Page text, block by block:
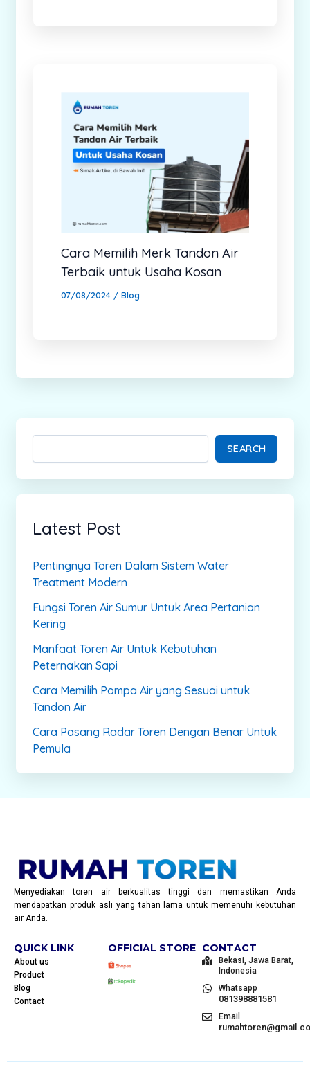
Cara Memilih Merk Tandon Air
Terbaik untuk Usaha Kosan
07/08/2024 / Blog
SEARCH
Latest Post
Pentingnya Toren Dalam Sistem Water
Treatment Modern
Fungsi Toren Air Sumur Untuk Area Pertanian
Kering
Manfaat Toren Air Untuk Kebutuhan
Peternakan Sapi
Cara Memilih Pompa Air yang Sesuai untuk
Tandon Air
Cara Pasang Radar Toren Dengan Benar Untuk
Pemula
Menyediakan toren air berkualitas tinggi dan memastikan Anda
mendapatkan produk asli yang tahan lama untuk memenuhi kebutuhan
air Anda.
QUICK LINK
About us
Product
Blog
Contact
OFFICIAL STORE CONTACT
Bekasi, Jawa Barat,
Indonesia
Whatsapp
081398881581
Email